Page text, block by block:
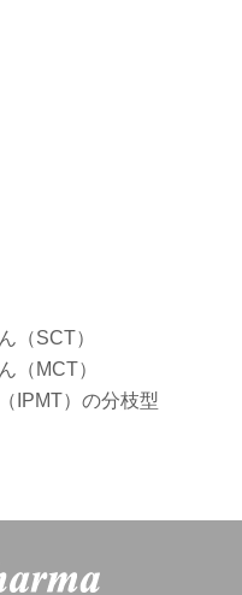
SCT）
MCT）
）の分枝型